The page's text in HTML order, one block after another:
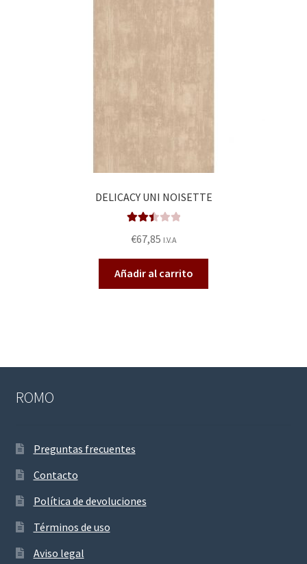
DELICACY UNI NOISETTE
do en
2.47
de 5
€67,85 I.V.A
Añadir al carrito
ROMO
Preguntas frecuentes
Contacto
Política de devoluciones
Términos de uso
Aviso legal